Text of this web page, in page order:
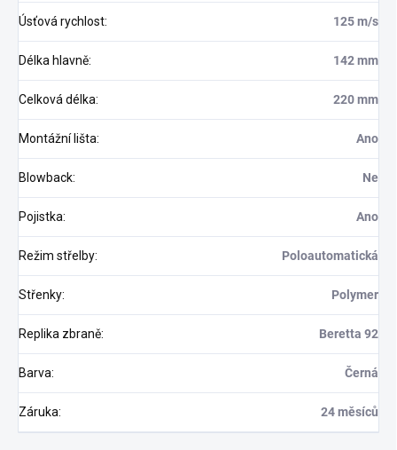
Úsťová rychlost: 125 m/s
Délka hlavně: 142 mm
Celková délka: 220 mm
Montážní lišta: Ano
Blowback: Ne
Pojistka: Ano
Režim střelby: Poloautomatická
Střenky: Polymer
Replika zbraně: Beretta 92
Barva: Černá
Záruka: 24 měsíců